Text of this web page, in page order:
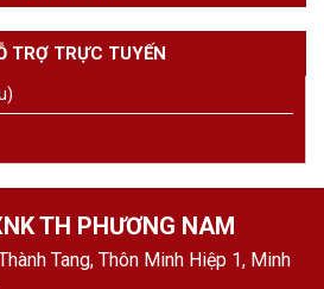
TRỢ TRỰC TUYẾN
TH PHƯƠNG NAM
Tang, Thôn Minh Hiệp 1, Minh